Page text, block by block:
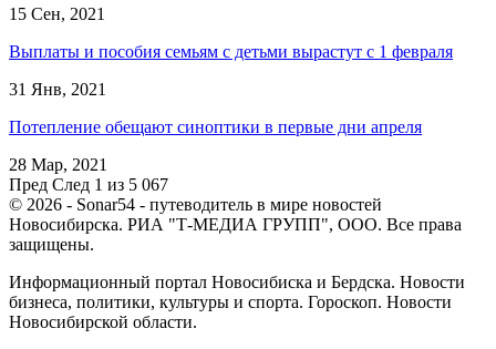
15 Сен, 2021
Выплаты и пособия семьям с детьми вырастут с 1 февраля
31 Янв, 2021
Потепление обещают синоптики в первые дни апреля
28 Мар, 2021
Пред След 1 из 5 067
© 2026 - Sonar54 - путеводитель в мире новостей
Новосибирска. РИА "Т-МЕДИА ГРУПП", ООО. Все права
защищены.
Информационный портал Новосибиска и Бердска. Новости
бизнеса, политики, культуры и спорта. Гороскоп. Новости
Новосибирской области.